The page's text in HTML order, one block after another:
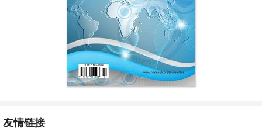
友情链接